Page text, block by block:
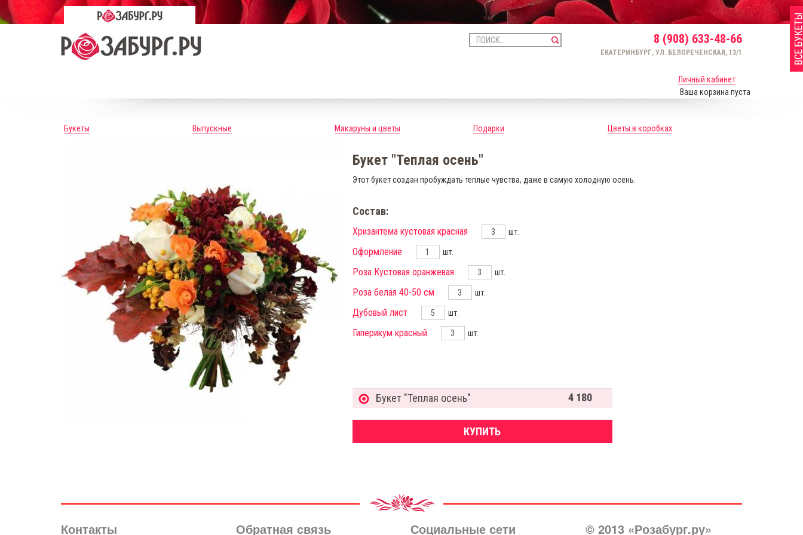
8 (908) 633-48-66
ЕКАТЕРИНБУРГ, УЛ. БЕЛОРЕЧЕНСКАЯ, 13/1
Личный кабинет
Ваша корзина пуста
Букеты Выпускные Макаруны и цветы Подарки Цветы в коробках
Букет "Теплая осень"
Этот букет создан пробуждать теплые чувства, даже в самую холодную осень.
Состав:
Хризантема кустовая красная шт.
Оформление шт.
Роза Кустовая оранжевая шт.
Роза белая 40-50 см шт.
Дубовый лист шт.
Гиперикум красный шт.
Букет "Теплая осень" 4 180
КУПИТЬ
Контакты Обратная связь Социальные сети © 2013 «Розабург.ру»